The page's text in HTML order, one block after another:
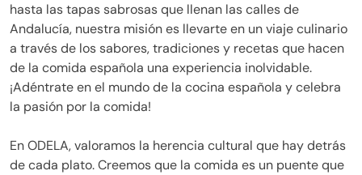
hasta las tapas sabrosas que llenan las calles de
Andalucía, nuestra misión es llevarte en un viaje culinario
a través de los sabores, tradiciones y recetas que hacen
de la comida española una experiencia inolvidable.
¡Adéntrate en el mundo de la cocina española y celebra
la pasión por la comida!
En ODELA, valoramos la herencia cultural que hay detrás
de cada plato. Creemos que la comida es un puente que